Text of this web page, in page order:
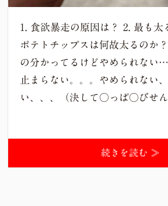
1. 食欲暴走の原因は？ 2. 最も太
ポテトチップスは何故太るのか
の分かってるけどやめられない
止まらない。。。やめられない
い、、、（決して○っぱ○びせ
続きを読む ≫